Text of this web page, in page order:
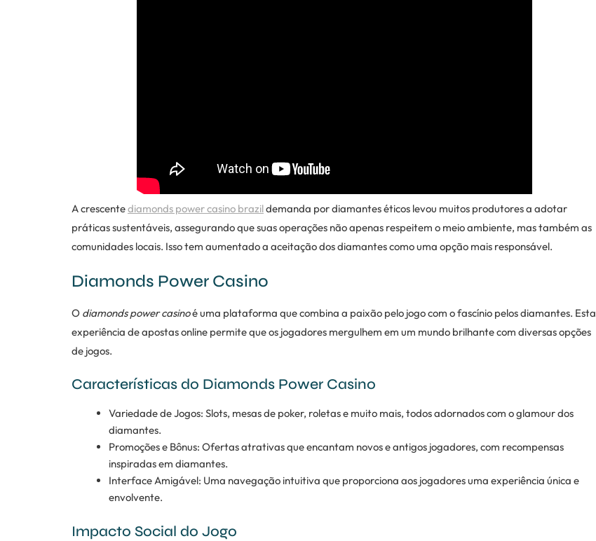
A crescentediamonds power casino brazildemanda por diamantes éticos levou muitos produtores a adotar
práticas sustentáveis, assegurando que suas operações não apenas respeitem o meio ambiente, mas também as
comunidades locais. Isso tem aumentado a aceitação dos diamantes como uma opção mais responsável.
Diamonds Power Casino
O diamonds power casinoé uma plataforma que combina a paixão pelo jogo com o fascínio pelos diamantes. Esta
experiência de apostas online permite que os jogadores mergulhem em um mundo brilhante com diversas opções
de jogos.
Características do Diamonds Power Casino
Variedade de Jogos: Slots, mesas de poker, roletas e muito mais, todos adornados com o glamour dos
diamantes.
Promoções e Bônus: Ofertas atrativas que encantam novos e antigos jogadores, com recompensas
inspiradas em diamantes.
Interface Amigável: Uma navegação intuitiva que proporciona aos jogadores uma experiência única e
envolvente.
Impacto Social do Jogo